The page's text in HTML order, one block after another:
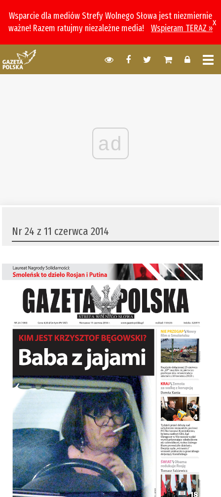
Wsparcie dla mediów Strefy Wolnego Słowa jest niezmiernie
ważne! Razem ratujmy niezależne media!
Wspieram TERAZ »
x
ad
Nr 24 z 11 czerwca 2014